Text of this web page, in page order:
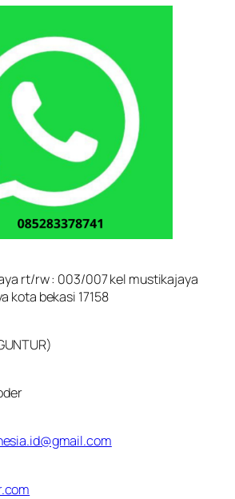
rt/rw : 003/007 kel mustikajaya
kota bekasi 17158